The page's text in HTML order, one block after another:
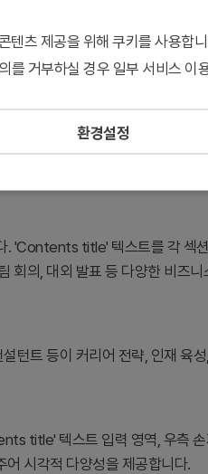
수 있습니다.
라이드입니다. 커리어 개발, 경력
. 'Contents title' 텍스트를 각 섹
회의, 대외 발표 등 다양한 비즈니
턴트 등이 커리어 전략, 인재 육
title' 텍스트 입력 영역, 우측
시각적 다양성을 제공합니다.
츠 제공을 위해 쿠키를 사용합
를 거부하실 경우 일부 서비스 이
환경설정